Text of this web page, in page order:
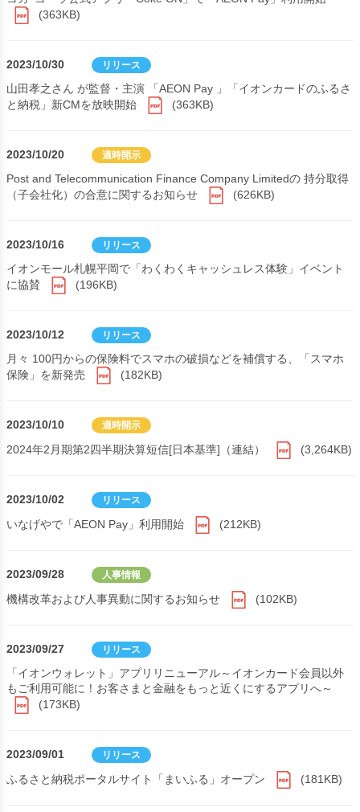
(363KB)
2023/10/30 リリース
山田孝之さん が監督・主演 「AEON Pay 」「イオンカードのふるさ
と納税」新CMを放映開始
(363KB)
2023/10/20 適時開示
Post and Telecommunication Finance Company Limitedの 持分取得
（子会社化）の合意に関するお知らせ
(626KB)
2023/10/16 リリース
イオンモール札幌平岡で「わくわくキャッシュレス体験」イベント
に協賛
(196KB)
2023/10/12 リリース
月々 100円からの保険料でスマホの破損などを補償する、「スマホ
保険」を新発売
(182KB)
2023/10/10 適時開示
2024年2月期第2四半期決算短信[日本基準]（連結） (3,264KB)
2023/10/02 リリース
いなげやで「AEON Pay」利用開始 (212KB)
2023/09/28 人事情報
機構改革および人事異動に関するお知らせ (102KB)
2023/09/27 リリース
「イオンウォレット」アプリリニューアル～イオンカード会員以外
もご利用可能に！お客さまと金融をもっと近くにするアプリへ～
(173KB)
2023/09/01 リリース
ふるさと納税ポータルサイト「まいふる」オープン (181KB)